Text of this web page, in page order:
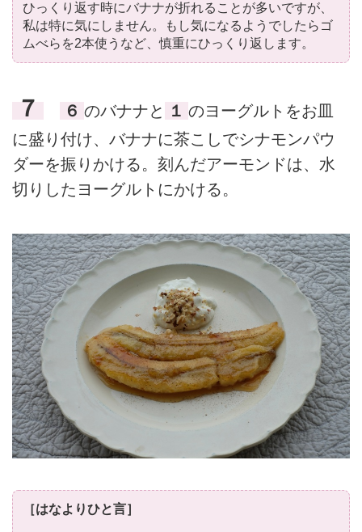
ひっくり返す時にバナナが折れることが多いですが、
私は特に気にしません。もし気になるようでしたらゴ
ムべらを2本使うなど、慎重にひっくり返します。
７ ６ のバナナと １ のヨーグルトをお皿
に盛り付け、バナナに茶こしでシナモンパウ
ダーを振りかける。刻んだアーモンドは、水
切りしたヨーグルトにかける。
［はなよりひと言］